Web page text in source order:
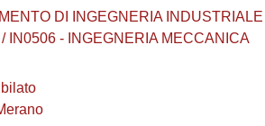
DI INGEGNERIA
IN0506 - INGEGNERIA MECCANICA